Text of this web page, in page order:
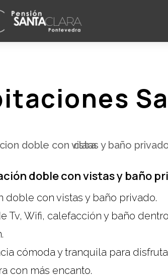
doble con vistas y baño
doble con vistas y baño privado.
Tv, Wifi, calefacción y baño
cómoda y tranquila para
con más encanto.